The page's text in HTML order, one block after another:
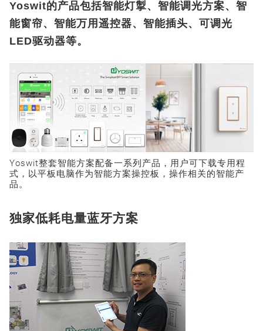
Yoswit的产品包括智能灯掣、智能调光方案、智
能窗帘、智能万用遥控器、智能插头、可调光
LED驱动器等。
Yoswit整套智能方案配备一系列产品，用户可下载专用程
式，以平板电脑作为智能方案操控板，操作相关的智能产
品。
独家低耗电量蓝牙方案